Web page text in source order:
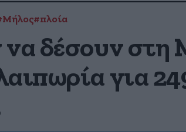
#πλοία
δέσουν στη
για